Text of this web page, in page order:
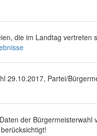
die im Landtag vertreten
29.10.2017, Partei/
der Bürgermeisterwahl